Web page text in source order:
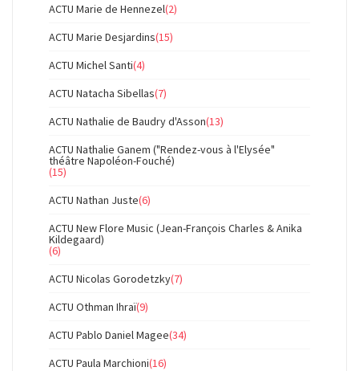
ACTU Marie de Hennezel(2)
ACTU Marie Desjardins(15)
ACTU Michel Santi(4)
ACTU Natacha Sibellas(7)
ACTU Nathalie de Baudry d'Asson(13)
ACTU Nathalie Ganem ("Rendez-vous à l'Elysée"
théâtre Napoléon-Fouché)
(15)
ACTU Nathan Juste(6)
ACTU New Flore Music (Jean-François Charles & Anika
Kildegaard)
(6)
ACTU Nicolas Gorodetzky(7)
ACTU Othman Ihraï(9)
ACTU Pablo Daniel Magee(34)
ACTU Paula Marchioni(16)